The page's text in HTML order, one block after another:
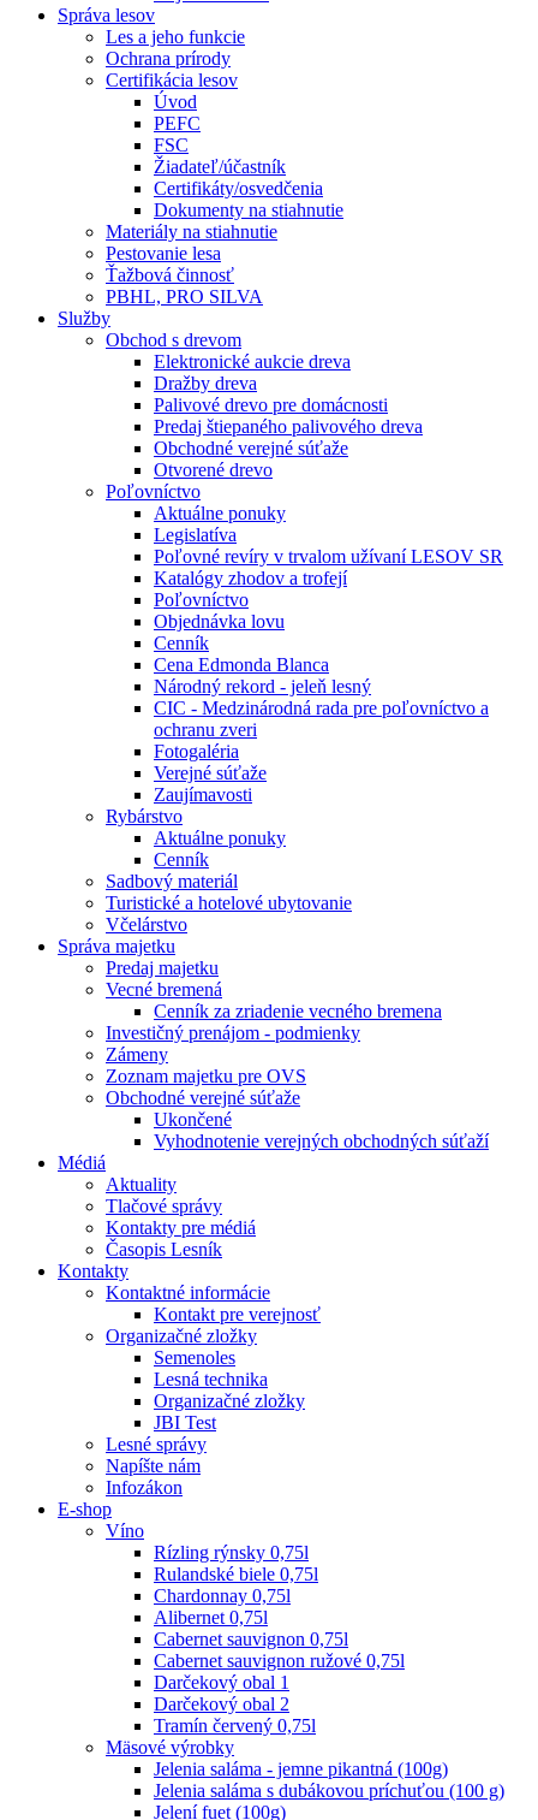
Správa lesov
Les a jeho funkcie
Ochrana prírody
Certifikácia lesov
Úvod
PEFC
FSC
Žiadateľ/účastník
Certifikáty/osvedčenia
Dokumenty na stiahnutie
Materiály na stiahnutie
Pestovanie lesa
Ťažbová činnosť
PBHL, PRO SILVA
Služby
Obchod s drevom
Elektronické aukcie dreva
Dražby dreva
Palivové drevo pre domácnosti
Predaj štiepaného palivového dreva
Obchodné verejné súťaže
Otvorené drevo
Poľovníctvo
Aktuálne ponuky
Legislatíva
Poľovné revíry v trvalom užívaní LESOV SR
Katalógy zhodov a trofejí
Poľovníctvo
Objednávka lovu
Cenník
Cena Edmonda Blanca
Národný rekord - jeleň lesný
CIC - Medzinárodná rada pre poľovníctvo a
ochranu zveri
Fotogaléria
Verejné súťaže
Zaujímavosti
Rybárstvo
Aktuálne ponuky
Cenník
Sadbový materiál
Turistické a hotelové ubytovanie
Včelárstvo
Správa majetku
Predaj majetku
Vecné bremená
Cenník za zriadenie vecného bremena
Investičný prenájom - podmienky
Zámeny
Zoznam majetku pre OVS
Obchodné verejné súťaže
Ukončené
Vyhodnotenie verejných obchodných súťaží
Médiá
Aktuality
Tlačové správy
Kontakty pre médiá
Časopis Lesník
Kontakty
Kontaktné informácie
Kontakt pre verejnosť
Organizačné zložky
Semenoles
Lesná technika
Organizačné zložky
JBI Test
Lesné správy
Napíšte nám
Infozákon
E-shop
Víno
Rízling rýnsky 0,75l
Rulandské biele 0,75l
Chardonnay 0,75l
Alibernet 0,75l
Cabernet sauvignon 0,75l
Cabernet sauvignon ružové 0,75l
Darčekový obal 1
Darčekový obal 2
Tramín červený 0,75l
Mäsové výrobky
Jelenia saláma - jemne pikantná (100g)
Jelenia saláma s dubákovou príchuťou (100 g)
Jelení fuet (100g)